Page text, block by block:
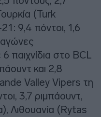
(Turk
9,4 πόντοι, 1,6
παιχνίδια στο BCL
και 2,8
Valley Vipers τη
3,7 ριμπάουντ,
Λιθουανία (Rytas